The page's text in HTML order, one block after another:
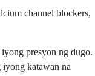
channel blockers,
presyon ng dugo.
iyong katawan na